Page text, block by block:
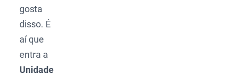
gosta
disso. É
aí que
entra a
Unidade